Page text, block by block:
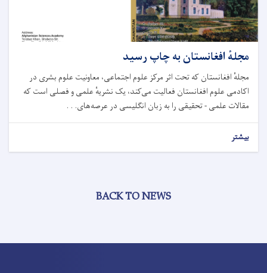
مجلهٔ افغانستان به چاپ رسید
مجلهٔ افغانستان که تحت اثر مرکز علوم اجتماعی، معاونیت علوم بشری در
اکادمی علوم افغانستان فعالیت می‌کند، یک نشریهٔ علمی و فصلی است که
مقالات علمی - تحقیقی را به زبان انگلیسی در عرصه‌های. . .
بیشتر
BACK TO NEWS